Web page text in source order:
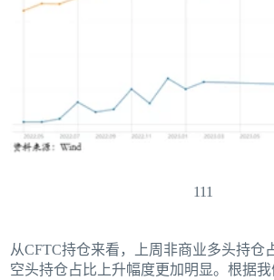
111
从CFTC持仓来看，上周非商业多头持仓
空头持仓占比上升幅度更加明显。根据